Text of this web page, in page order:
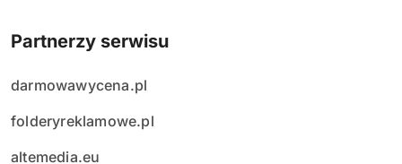
Partnerzy serwisu
darmowawycena.pl
folderyreklamowe.pl
altemedia.eu